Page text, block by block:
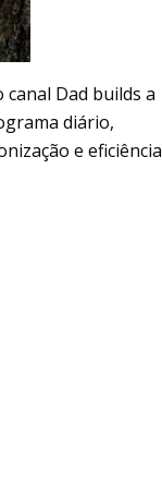
canal Dad builds a
diário,
e eficiência